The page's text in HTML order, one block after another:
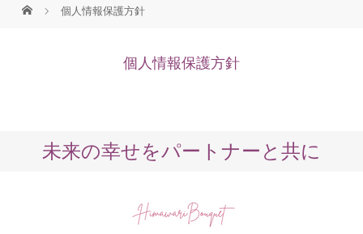
個人情報保護方針
個人情報保護方針
未来の幸せをパートナーと共に